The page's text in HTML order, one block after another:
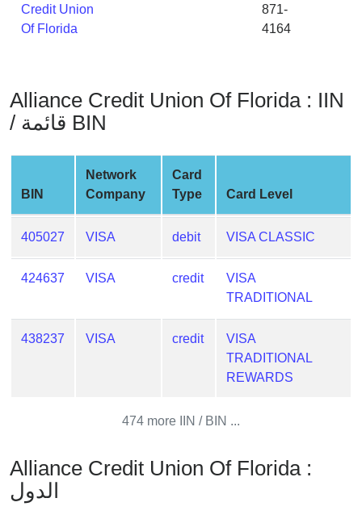
Card
Generator
Card
from
BIN
Credit
Checker
Service
What
is
IP
Address
Checker
Validator
Credit Union
Of Florida
871-
4164
Alliance Credit Union Of Florida : IIN
/ قائمة BIN
BIN
Network
Company
Card
Type
Card Level
405027 VISA debit VISA CLASSIC
424637 VISA credit
VISA
TRADITIONAL
438237 VISA credit
VISA
TRADITIONAL
REWARDS
474 more IIN / BIN ...
Alliance Credit Union Of Florida :
الدول